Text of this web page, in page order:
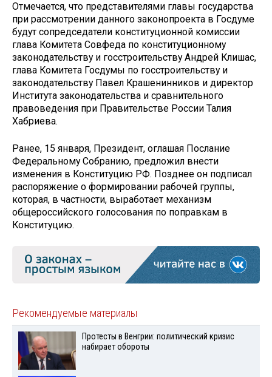
Отмечается, что представителями главы государства
при рассмотрении данного законопроекта в Госдуме
будут сопредседатели конституционной комиссии
глава Комитета Совфеда по конституционному
законодательству и госстроительству Андрей Клишас,
глава Комитета Госдумы по госстроительству и
законодательству Павел Крашенинников и директор
Института законодательства и сравнительного
правоведения при Правительстве России Талия
Хабриева.
Ранее, 15 января, Президент, оглашая Послание
Федеральному Cобранию, предложил внести
изменения в Конституцию РФ. Позднее он подписал
распоряжение о формировании рабочей группы,
которая, в частности, выработает механизм
общероссийского голосования по поправкам в
Конституцию.
Рекомендуемые материалы
Протесты в Венгрии: политический кризис
набирает обороты